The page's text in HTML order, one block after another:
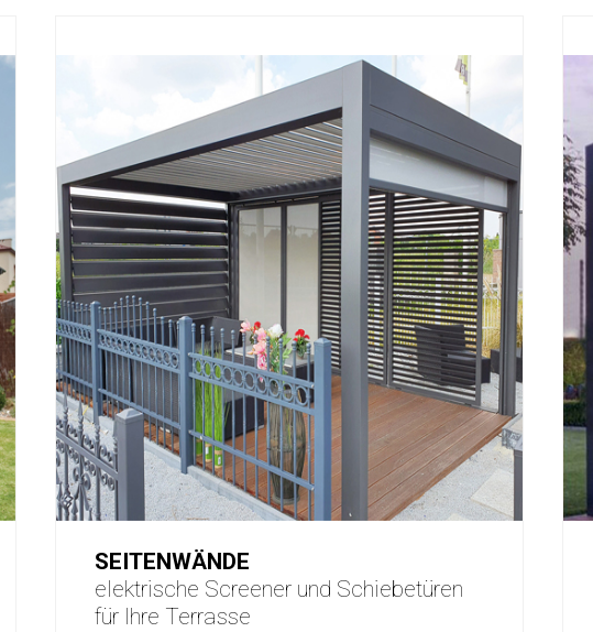
SEITENWÄNDE
elektrische Screener und Schiebetüren
für Ihre Terrasse